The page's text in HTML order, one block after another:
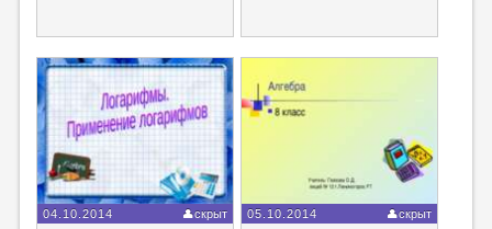
04.10.2014 скрыт 05.10.2014 скрыт